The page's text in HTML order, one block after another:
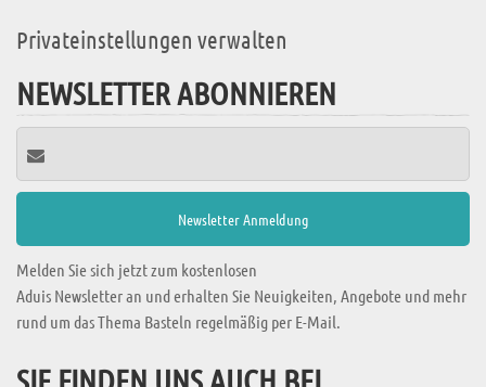
Privateinstellungen verwalten
NEWSLETTER ABONNIEREN
Melden Sie sich jetzt zum kostenlosen
Aduis Newsletter an und erhalten Sie Neuigkeiten, Angebote und mehr
rund um das Thema Basteln regelmäßig per E-Mail.